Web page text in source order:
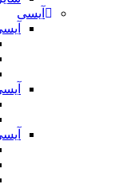
آیسی